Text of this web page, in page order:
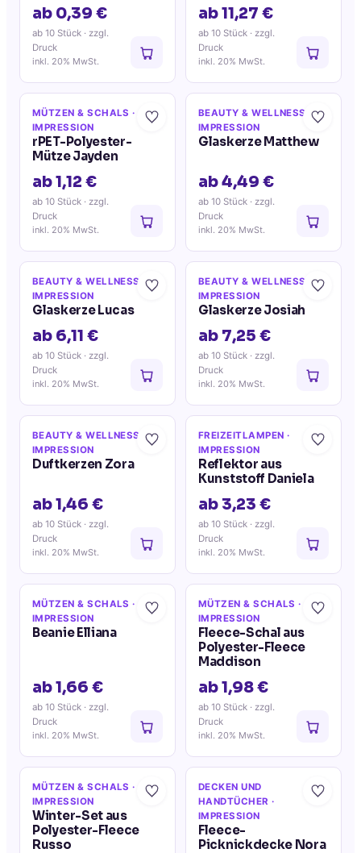
ab 0,39 €
ab 10 Stück · zzgl.
Druck
inkl. 20% MwSt.
ab 11,27 €
ab 10 Stück · zzgl.
Druck
inkl. 20% MwSt.
MÜTZEN & SCHALS ·
IMPRESSION
rPET-Polyester-
Mütze Jayden
ab 1,12 €
ab 10 Stück · zzgl.
Druck
inkl. 20% MwSt.
BEAUTY & WELLNESS ·
IMPRESSION
Glaskerze Matthew
ab 4,49 €
ab 10 Stück · zzgl.
Druck
inkl. 20% MwSt.
BEAUTY & WELLNESS ·
IMPRESSION
Glaskerze Lucas
ab 6,11 €
ab 10 Stück · zzgl.
Druck
inkl. 20% MwSt.
BEAUTY & WELLNESS ·
IMPRESSION
Glaskerze Josiah
ab 7,25 €
ab 10 Stück · zzgl.
Druck
inkl. 20% MwSt.
BEAUTY & WELLNESS ·
IMPRESSION
Duftkerzen Zora
ab 1,46 €
ab 10 Stück · zzgl.
Druck
inkl. 20% MwSt.
FREIZEITLAMPEN ·
IMPRESSION
Reflektor aus
Kunststoff Daniela
ab 3,23 €
ab 10 Stück · zzgl.
Druck
inkl. 20% MwSt.
MÜTZEN & SCHALS ·
IMPRESSION
Beanie Elliana
ab 1,66 €
ab 10 Stück · zzgl.
Druck
inkl. 20% MwSt.
MÜTZEN & SCHALS ·
IMPRESSION
Fleece-Schal aus
Polyester-Fleece
Maddison
ab 1,98 €
ab 10 Stück · zzgl.
Druck
inkl. 20% MwSt.
MÜTZEN & SCHALS ·
IMPRESSION
Winter-Set aus
Polyester-Fleece
Russo
DECKEN UND
HANDTÜCHER ·
IMPRESSION
Fleece-
Picknickdecke Nora